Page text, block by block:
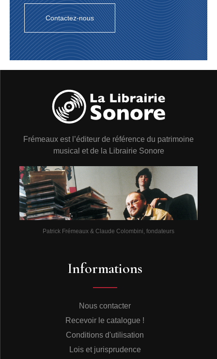
Contactez-nous
Frémeaux est l’éditeur de référence du patrimoine
musical et de la Librairie Sonore
Patrick Frémeaux & Claude Colombini, fondateurs
Informations
Nous contacter
Recevoir le catalogue !
Conditions d'utilisation
Lois et jurisprudence